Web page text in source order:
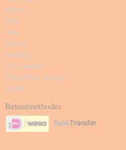
tassen
Baby
Kids
Stickers
Camping
Juf & meester
Themakisten feestjes
Textiel
Betaalmethodes